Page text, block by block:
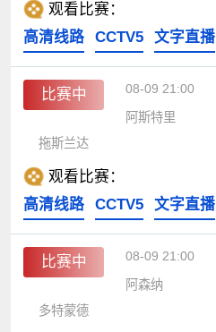
观看比赛：
高清线路
CCTV5 文字直播
比赛中 08-09 21:00
阿斯特里
拖斯兰达
观看比赛：
高清线路
CCTV5 文字直播
比赛中 08-09 21:00
阿森纳
多特蒙德